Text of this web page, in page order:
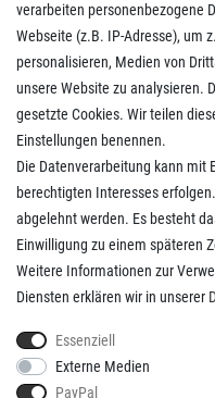
AGB
Daten­schutz­erklärung
Widerrufs­recht
Kaufvertrag widerrufen
Kunden Service
Anmelden
Registrieren
Kontakt
verarbeiten personenbezogene
Webseite (z.B. IP-Adresse), um
personalisieren, Medien von
unsere Website zu analysieren.
gesetzte Cookies. Wir teilen
Einstellungen benennen.
Die Datenverarbeitung kann mit
berechtigten Interesses
abgelehnt werden. Es besteht
Einwilligung zu einem späteren
Weitere Informationen zur
Diensten erklären wir in unserer
Essenziell
Externe Medien
PayPal